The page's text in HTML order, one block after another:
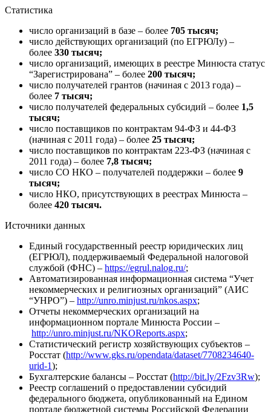
Статистика
число организаций в базе – более 705 тысяч;
число действующих организаций (по ЕГРЮЛу) –
более 330 тысяч;
число организаций, имеющих в реестре Минюста статус
“Зарегистрирована” – более 200 тысяч;
число получателей грантов (начиная с 2013 года) –
более 7 тысяч;
число получателей федеральных субсидий – более 1,5
тысяч;
число поставщиков по контрактам 94-ФЗ и 44-ФЗ
(начиная с 2011 года) – более 25 тысяч;
число поставщиков по контрактам 223-ФЗ (начиная с
2011 года) – более 7,8 тысяч;
число СО НКО – получателей поддержки – более 9
тысяч;
число НКО, присутствующих в реестрах Минюста –
более 420 тысяч.
Источники данных
Единый государственный реестр юридических лиц
(ЕГРЮЛ), поддерживаемый Федеральной налоговой
службой (ФНС) – https://egrul.nalog.ru/;
Автоматизированная информационная система “Учет
некоммерческих и религиозных организаций” (АИС
“УНРО”) – http://unro.minjust.ru/nkos.aspx;
Отчеты некоммерческих организаций на
информационном портале Минюста России –
http://unro.minjust.ru/NKOReports.aspx;
Статистический регистр хозяйствующих субъектов –
Росстат (http://www.gks.ru/opendata/dataset/7708234640-
urid-1);
Бухгалтерские балансы – Росстат (http://bit.ly/2Fzv3Rw);
Реестр соглашений о предоставлении субсидий
федерального бюджета, опубликованный на Едином
портале бюджетной системы Российской Федерации